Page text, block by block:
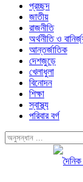
প্রচ্ছদ
জাতীয়
রাজনীতি
অর্থনীতি ও
আন্তর্জাতিক
দেশজুড়ে
খেলাধুলা
বিনোদন
শিক্ষা
স্বাস্থ্য
পরিবার বর্গ